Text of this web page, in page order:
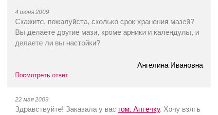
4 июня 2009
Скажите, пожалуйста, сколько срок хранения мазей?
Вы делаете другие мази, кроме арники и календулы, и
делаете ли вы настойки?
Ангелина Ивановна
Посмотреть ответ
22 мая 2009
Здравствуйте! Заказала у вас гом. Аптечку. Хочу взять